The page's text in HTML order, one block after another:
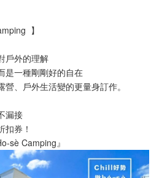
】
戶外的理解
是一種剛剛好的自在
、戶外生活變的更量身訂作。
漏接
扣券！
sè Camping』